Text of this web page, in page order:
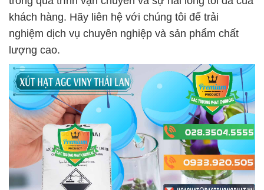
khách hàng. Hãy liên hệ với chúng tôi để trải
nghiệm dịch vụ chuyên nghiệp và sản phẩm chất
lượng cao.